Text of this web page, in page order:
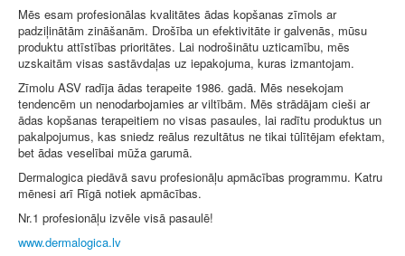
Mēs esam profesionālas kvalitātes ādas kopšanas zīmols ar
padziļinātām zināšanām. Drošība un efektivitāte ir galvenās, mūsu
produktu attīstības prioritātes. Lai nodrošinātu uzticamību, mēs
uzskaitām visas sastāvdaļas uz iepakojuma, kuras izmantojam.
Zīmolu ASV radīja ādas terapeite 1986. gadā. Mēs nesekojam
tendencēm un nenodarbojamies ar viltībām. Mēs strādājam cieši ar
ādas kopšanas terapeitiem no visas pasaules, lai radītu produktus un
pakalpojumus, kas sniedz reālus rezultātus ne tikai tūlītējam efektam,
bet ādas veselībai mūža garumā.
Dermalogica piedāvā savu profesionāļu apmācības programmu. Katru
mēnesi arī Rīgā notiek apmācības.
Nr.1 profesionāļu izvēle visā pasaulē!
www.dermalogica.lv